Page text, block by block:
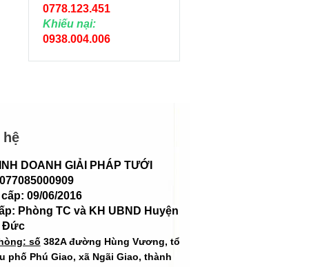
0778.123.451
Khiếu nại:
0938.004.006
hệ
DOANH GIẢI PHÁP TƯỚI
09/06/2016
Phòng TC và KH UBND Huyện
Đức
số 382A đường Hùng Vương, tổ
phố Phú Giao, xã Ngãi Giao, thành